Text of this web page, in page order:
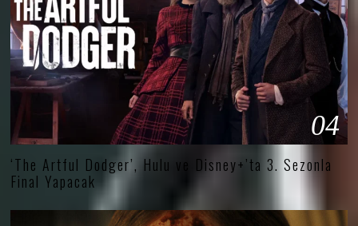
04
‘The Artful Dodger’, Hulu ve Disney+’ta 3. Sezonla
Final Yapacak